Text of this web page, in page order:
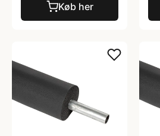
Køb her